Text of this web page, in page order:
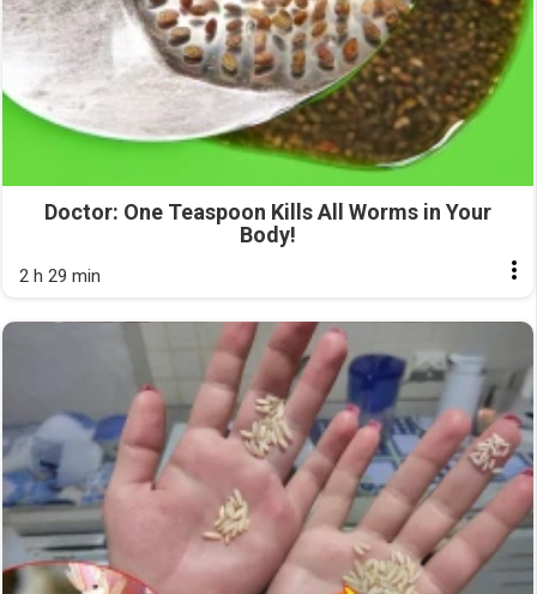
Doctor: One Teaspoon Kills All Worms in Your
Body!
2 h 29 min